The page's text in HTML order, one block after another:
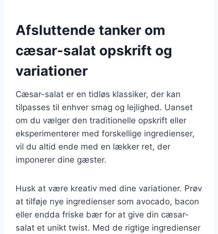
Afsluttende tanker om
cæsar-salat opskrift og
variationer
Cæsar-salat er en tidløs klassiker, der kan
tilpasses til enhver smag og lejlighed. Uanset
om du vælger den traditionelle opskrift eller
eksperimenterer med forskellige ingredienser,
vil du altid ende med en lækker ret, der
imponerer dine gæster.
Husk at være kreativ med dine variationer. Prøv
at tilføje nye ingredienser som avocado, bacon
eller endda friske bær for at give din cæsar-
salat et unikt twist. Med de rigtige ingredienser